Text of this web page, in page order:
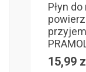
Płyn
15,99